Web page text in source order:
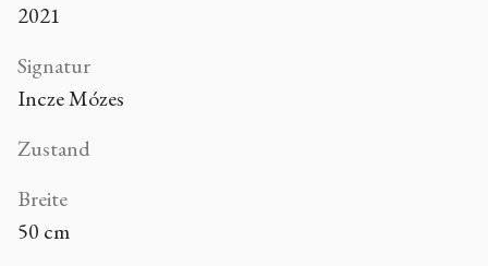
2021
Signatur
Incze Mózes
Zustand
Breite
50 cm